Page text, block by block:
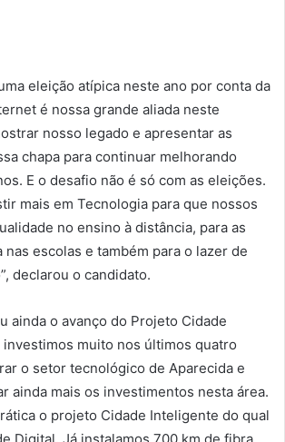
eleição atípica neste ano por conta da
é nossa grande aliada neste
nosso legado e apresentar as
chapa para continuar melhorando
E o desafio não é só com as eleições.
mais em Tecnologia para que nossos
no ensino à distância, para as
nas escolas e também para o lazer de
declarou o candidato.
ainda o avanço do Projeto Cidade
investimos muito nos últimos quatro
o setor tecnológico de Aparecida e
ainda mais os investimentos nesta área.
o projeto Cidade Inteligente do qual
Digital. Já instalamos 700 km de fibra